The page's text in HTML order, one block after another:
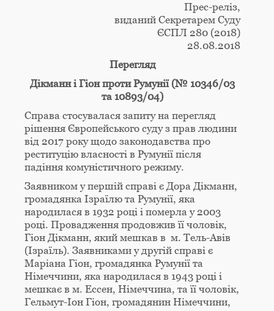
Прес-реліз,
виданий Секретарем Суду
ЄСПЛ 280 (2018)
28.08.2018
Перегляд
Дікманн і Гіон проти Румунії (№ 10346/03
та 10893/04)
Справа стосувалася запиту на перегляд
рішення Європейського суду з прав людини
від 2017 року щодо законодавства про
реституцію власності в Румунії після
падіння комуністичного режиму.
Заявником у першій справі є Дора Дікманн,
громадянка Ізраїлю та Румунії, яка
народилася в 1932 році і померла у 2003
році. Провадження продовжив її чоловік,
Гіон Дікманн, який мешкав в м. Тель-Авів
(Ізраїль). Заявниками у другій справі є
Маріана Гіон, громадянка Румунії та
Німеччини, яка народилася в 1943 році і
мешкає в м. Ессен, Німеччина, та її чоловік,
Гельмут-Іон Гіон, громадянин Німеччини,